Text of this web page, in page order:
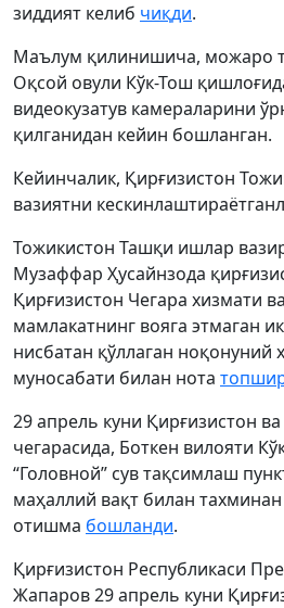
зиддият келиб чиқди.
Маълум қилинишича, можаро
Оқсой овули Кўк-Тош
видеокузатув камераларини
қилганидан кейин бошланган.
Кейинчалик, Қирғизистон
вазиятни
Тожикистон Ташқи ишлар
Музаффар Ҳусайнзода
Қирғизистон Чегара хизмати
мамлакатнинг вояга этмаган
нисбатан қўллаган ноқонуний
муносабати билан нота
29 апрель куни Қирғизистон
чегарасида, Боткен вилояти
“Головной” сув тақсимлаш
маҳаллий вақт билан тахминан
отишма бошланди.
Қирғизистон Республикаси
Жапаров 29 апрель куни